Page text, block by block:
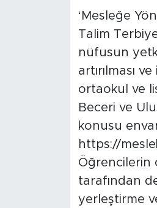
‘Mesleğe
Talim
nüfusun
artırılması
ortaokul ve
Beceri ve
konusu
https://
Öğrencilerin
tarafından
yerleştirme